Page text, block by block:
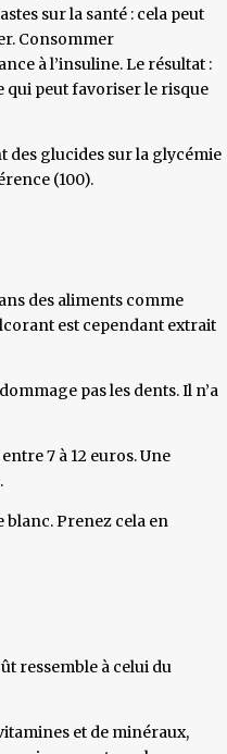
sur la santé : cela peut
Consommer
à l’insuline. Le résultat :
qui peut favoriser le risque
des glucides sur la glycémie
(100).
des aliments comme
est cependant extrait
pas les dents. Il n’a
7 à 12 euros. Une
blanc. Prenez cela en
ressemble à celui du
et de minéraux,